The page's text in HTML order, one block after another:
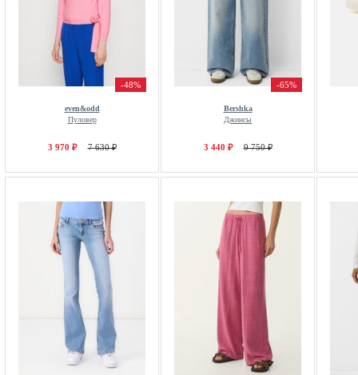
-48%
even&odd
Пуловер
3 970 ₽ 7 630 ₽
-65%
Bershka
Джинсы
3 440 ₽ 9 750 ₽